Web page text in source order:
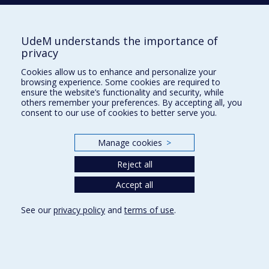
ZADRA Antonio
Department of Psychology
90 avenue Vincent d'Indy
Montréal (QC)
H2V 2S9
UdeM understands the importance of
privacy
Cookies allow us to enhance and personalize your
browsing experience. Some cookies are required to
ensure the website’s functionality and security, while
others remember your preferences. By accepting all, you
consent to our use of cookies to better serve you.
Manage cookies >
Reject all
Accept all
See our privacy policy andterms of use.